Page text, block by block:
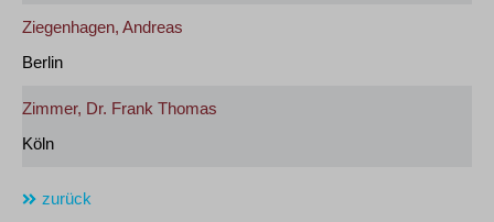
Ziegenhagen, Andreas
Berlin
Zimmer, Dr. Frank Thomas
Köln
zurück